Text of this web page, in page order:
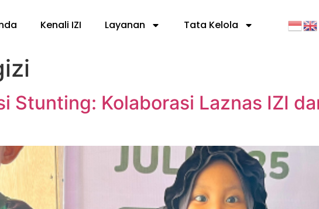
Kenali IZI Layanan Tata Kelola
Stunting: Kolaborasi Laznas IZI